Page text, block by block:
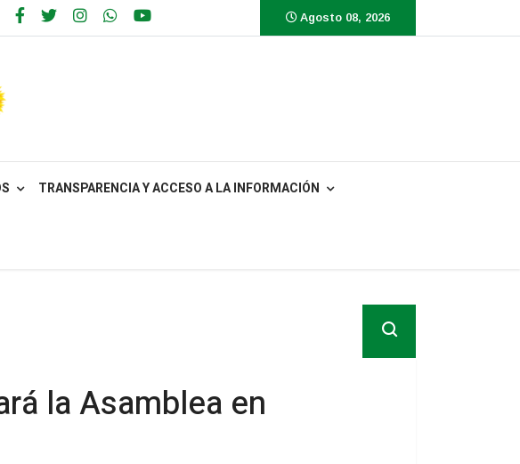
Agosto 08, 2026
TRANSPARENCIA Y ACCESO A LA INFORMACIÓN
la Asamblea en